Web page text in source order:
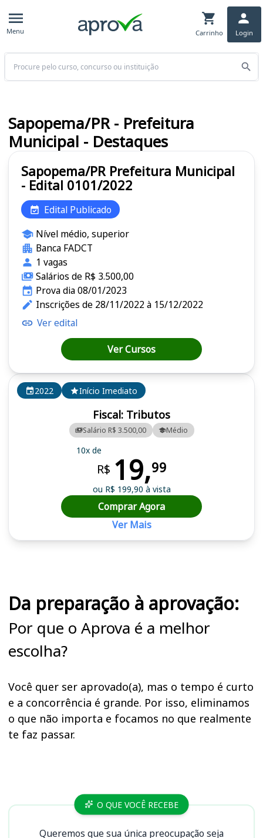
Menu Carrinho Login
Buscar
2022 Início Imediato
Fiscal: Tributos
Salário R$ 3.500,00 Médio
10x de
R$ 19,99
ou R$ 199,90 à vista
Comprar Agora
Ver Mais
Sapopema/PR Prefeitura Municipal
- Edital 0101/2022
Edital Publicado
Nível médio, superior
Banca FADCT
1 vagas
Salários de R$ 3.500,00
Prova dia 08/01/2023
Inscrições de 28/11/2022 à 15/12/2022
Ver edital
Ver Cursos
Sapopema/PR - Prefeitura
Municipal - Destaques
Da preparação à aprovação:
Por que o Aprova é a melhor
escolha?
Você quer ser aprovado(a), mas o tempo é curto
e a concorrência é grande. Por isso, eliminamos
o que não importa e focamos no que realmente
te faz passar.
Cursos O QUE VOCÊ RECEBE
Queremos que sua única preocupação seja